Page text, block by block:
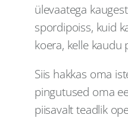
ülevaatega
spordipoiss, kuid
koera, kelle
Siis hakkas oma
pingutused oma
piisavalt teadlik